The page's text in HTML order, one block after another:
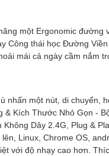
một Ergonomic
Công thái học Đường
mái cả ngày cầm nắm
nhấn một nút, di chuyển,
Kích Thước Nhỏ Gọn -
Dây 2.4G, Plug &
Linux, Chrome OS,
với độ nhạy cao hơn.